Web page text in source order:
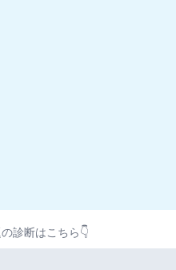
診断はこちら👇